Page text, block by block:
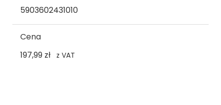
5903602431010
Cena
197,99 zł z VAT